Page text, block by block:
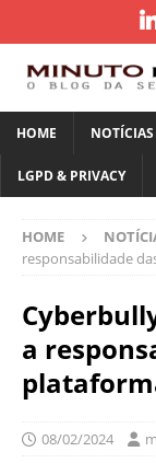
HOME NOTÍCIAS
LGPD & PRIVACY
HOME
responsabilidade
a
08/02/2024